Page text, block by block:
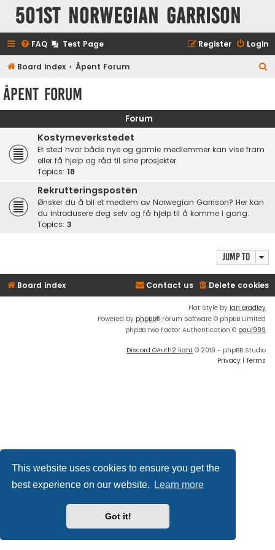
This website uses cookies to ensure you get the
best experience on our website.
Learn more
Got it!
501st Norwegian Garrison
FAQ Test Page Login
Register
Board index Åpent Forum
c
Åpent Forum
Forum
Kostymeverkstedet
Et sted hvor både nye og gamle medlemmer kan vise fram
eller få hjelp og råd til sine prosjekter.
Topics: 18
Rekrutteringsposten
Ønsker du å bli et medlem av Norwegian Garrison? Her kan
du introdusere deg selv og få hjelp til å komme i gang.
Topics: 3
Jump to
Board index Delete cookies
Contact us
Flat Style by Ian Bradley
Powered by phpBB® Forum Software © phpBB Limited
phpBB Two Factor Authentication © paul999
Discord OAuth2 light © 2019 - phpBB Studio
Privacy | Terms